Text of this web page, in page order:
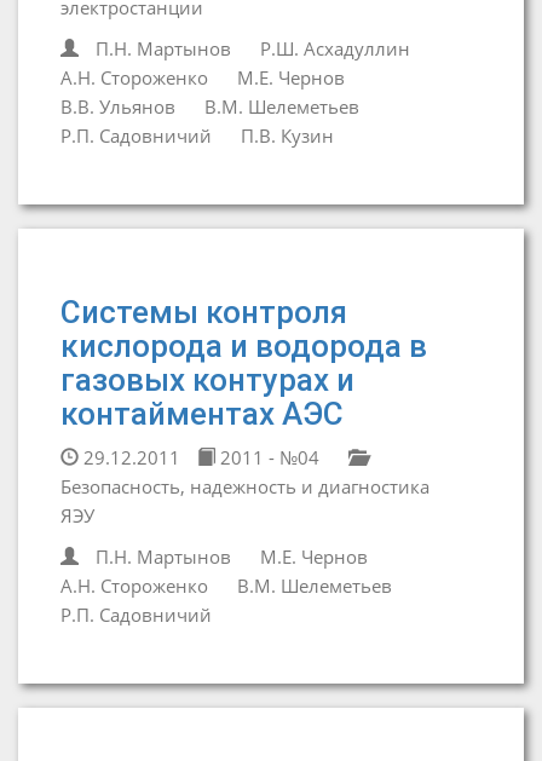
электростанции
П.Н. Мартынов
Р.Ш. Асхадуллин
А.Н. Стороженко
М.Е. Чернов
В.В. Ульянов
В.М. Шелеметьев
Р.П. Садовничий
П.В. Кузин
Системы контроля
кислорода и водорода в
газовых контурах и
контайментах АЭС
29.12.2011
2011 - №04
Безопасность, надежность и диагностика
ЯЭУ
П.Н. Мартынов
М.Е. Чернов
А.Н. Стороженко
В.М. Шелеметьев
Р.П. Садовничий